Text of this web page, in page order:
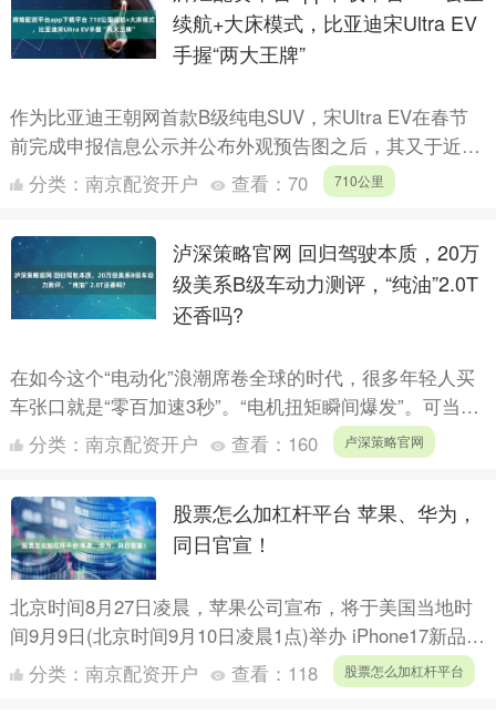
续航+大床模式，比亚迪宋Ultra EV
手握“两大王牌”
作为比亚迪王朝网首款B级纯电SUV，宋Ultra EV在春节
前完成申报信息公示并公布外观预告图之后，其又于近日
公布了首批内饰官图，并将“大床模式”当作产品核心卖....
分类： 南京配资开户 查看： 70 710公里
泸深策略官网 回归驾驶本质，20万
级美系B级车动力测评，“纯油”2.0T
还香吗?
在如今这个“电动化”浪潮席卷全球的时代，很多年轻人买
车张口就是“零百加速3秒”。“电机扭矩瞬间爆发”。可当我
们将目光回归到长途通勤、商务接待以及家庭出游的真实
分类： 南京配资开户 查看： 160 卢深策略官网
股票怎么加杠杆平台 苹果、华为，
同日官宣！
北京时间8月27日凌晨，苹果公司宣布，将于美国当地时
间9月9日(北京时间9月10日凌晨1点)举办 iPhone17新品发
布会，与去年发布会日期一致。 官方海报信....
分类： 南京配资开户 查看： 118 股票怎么加杠杆平台